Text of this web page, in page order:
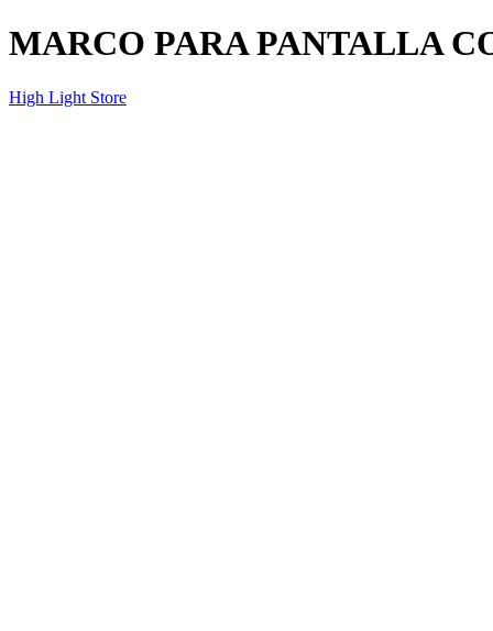
MARCO PARA PANTALLA
High Light Store